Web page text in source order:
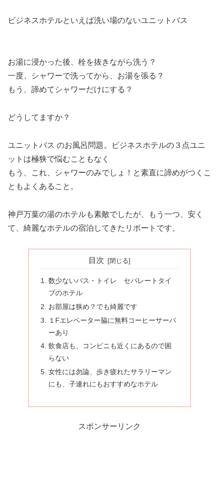
ビジネスホテルといえば洗い場のないユニットバス
お湯に浸かった後、栓を抜きながら洗う？
一度、シャワーで洗ってから、お湯を張る？
もう、諦めてシャワーだけにする？
どうしてますか？
ユニットバス のお風呂問題。ビジネスホテルの３点ユニ
ットは極狭で悩むこともなく
もう、これ、シャワーのみでしょ！と素直に諦めがつくこ
ともよくあること。
神戸万葉の湯のホテルも素敵でしたが、もう一つ、安く
て、綺麗なホテルの宿泊してきたリポートです。
目次
数少ないバス・トイレ セパレートタイ
プのホテル
お部屋は狭め？でも綺麗です
１Fエレベーター脇に無料コーヒーサーバ
ーあり
飲食店も、コンビニも近くにあるので困
らない
女性には勿論、歩き疲れたサラリーマン
にも、子連れにもおすすめなホテル
スポンサーリンク